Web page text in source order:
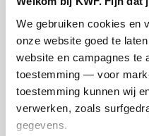
We gebruiken cookies en
onze website goed te
website en campagnes
toestemming — voor
toestemming kunnen wij
verwerken, zoals
gegevens.
Deel op